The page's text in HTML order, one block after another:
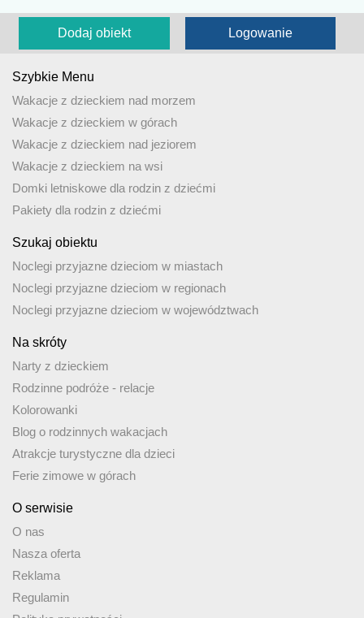
Dodaj obiekt Logowanie
Szybkie Menu
Wakacje z dzieckiem nad morzem
Wakacje z dzieckiem w górach
Wakacje z dzieckiem nad jeziorem
Wakacje z dzieckiem na wsi
Domki letniskowe dla rodzin z dziećmi
Pakiety dla rodzin z dziećmi
Szukaj obiektu
Noclegi przyjazne dzieciom w miastach
Noclegi przyjazne dzieciom w regionach
Noclegi przyjazne dzieciom w województwach
Na skróty
Narty z dzieckiem
Rodzinne podróże - relacje
Kolorowanki
Blog o rodzinnych wakacjach
Atrakcje turystyczne dla dzieci
Ferie zimowe w górach
O serwisie
O nas
Nasza oferta
Reklama
Regulamin